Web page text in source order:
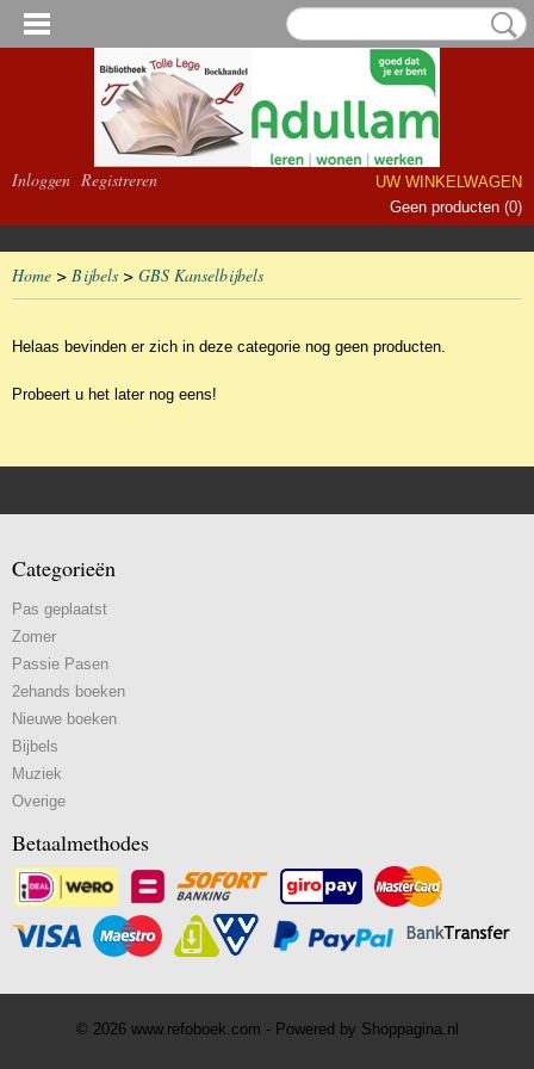
Inloggen Registreren
UW WINKELWAGEN
Geen producten (0)
Home > Bijbels > GBS Kanselbijbels
Helaas bevinden er zich in deze categorie nog geen producten.
Probeert u het later nog eens!
Categorieën
Pas geplaatst
Zomer
Passie Pasen
2ehands boeken
Nieuwe boeken
Bijbels
Muziek
Overige
Betaalmethodes
© 2026 www.refoboek.com - Powered by Shoppagina.nl